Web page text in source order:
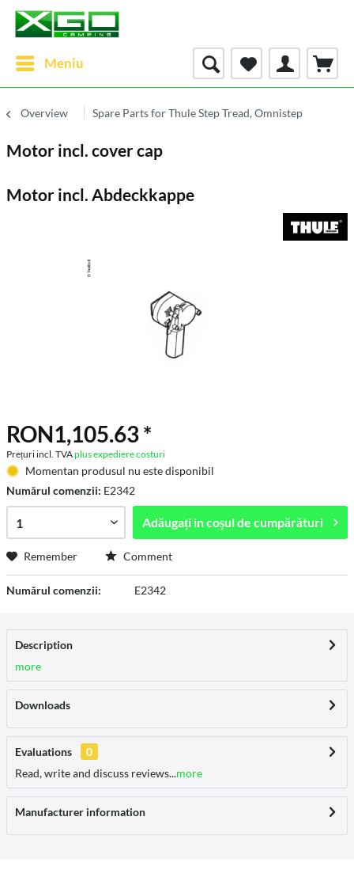
Meniu
Overview Spare Parts for Thule Step Tread, Omnistep
Motor incl. cover cap
Motor incl. Abdeckkappe
RON1,105.63 *
Prețuri incl. TVAplus expediere costuri
Momentan produsul nu este disponibil
Numărul comenzii: E2342
Adăugați incoșul de cumpărături
Remember Comment
Numărul comenzii: E2342
Description
more
Downloads
Evaluations
0
Read, write and discuss reviews...more
Manufacturer information